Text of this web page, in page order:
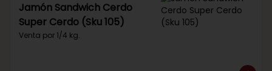
Jamón Sandwich Cerdo
Super Cerdo (Sku 105)
Venta por 1/4 kg.